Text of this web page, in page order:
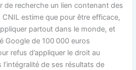
de recherche un lien contenant des
estime que pour être efficace,
partout dans le monde, et
Google de 100 000 euros
refus d’appliquer le droit au
de ses résultats de